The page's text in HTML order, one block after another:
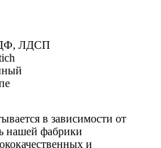
в зависимости от
нашей фабрики
и
ЛДСП